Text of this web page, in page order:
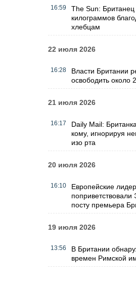
16:59
The Sun:
килограммов
хлебцам
22 июля 2026
16:28
Власти Британии
освободить около
21 июля 2026
16:17
Daily Mail:
кому, игнорируя
изо рта
20 июля 2026
16:10
Европейские
посту премьера
19 июля 2026
13:56
В Британии
времен Римской